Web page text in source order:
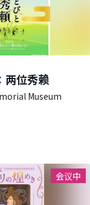
两位秀赖
Museum
会议中